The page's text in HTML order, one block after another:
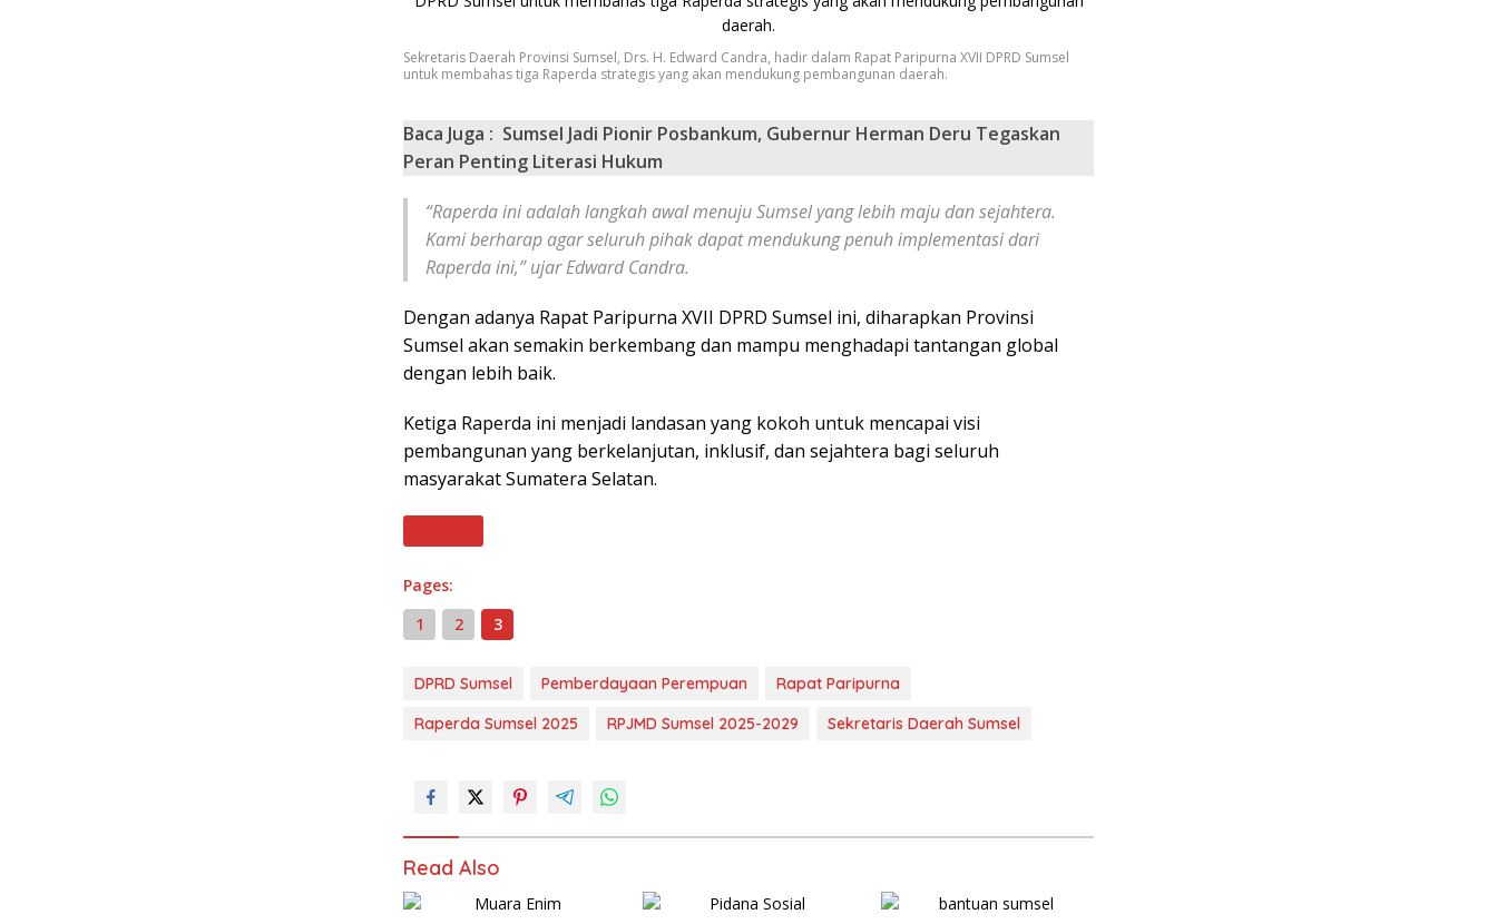
Sekretaris Daerah Provinsi Sumsel, Drs. H. Edward Candra, hadir dalam Rapat Paripurna XVII DPRD Sumsel
untuk membahas tiga Raperda strategis yang akan mendukung pembangunan daerah.
Baca Juga : Sumsel Jadi Pionir Posbankum, Gubernur Herman Deru Tegaskan
Peran Penting Literasi Hukum
“Raperda ini adalah langkah awal menuju Sumsel yang lebih maju dan sejahtera.
Kami berharap agar seluruh pihak dapat mendukung penuh implementasi dari
Raperda ini,” ujar Edward Candra.
Dengan adanya Rapat Paripurna XVII DPRD Sumsel ini, diharapkan Provinsi
Sumsel akan semakin berkembang dan mampu menghadapi tantangan global
dengan lebih baik.
Ketiga Raperda ini menjadi landasan yang kokoh untuk mencapai visi
pembangunan yang berkelanjutan, inklusif, dan sejahtera bagi seluruh
masyarakat Sumatera Selatan.
Pages:
1
2 3
DPRD Sumsel Pemberdayaan Perempuan
Rapat Paripurna
Raperda Sumsel 2025
RPJMD Sumsel 2025-2029 Sekretaris Daerah Sumsel
Read Also